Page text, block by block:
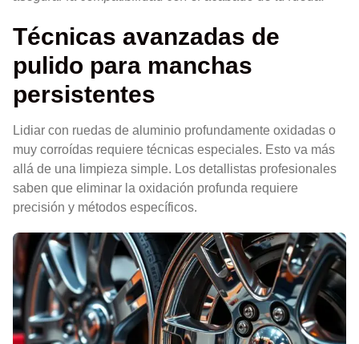
Técnicas avanzadas de
pulido para manchas
persistentes
Lidiar con ruedas de aluminio profundamente oxidadas o
muy corroídas requiere técnicas especiales. Esto va más
allá de una limpieza simple. Los detallistas profesionales
saben que eliminar la oxidación profunda requiere
precisión y métodos específicos.